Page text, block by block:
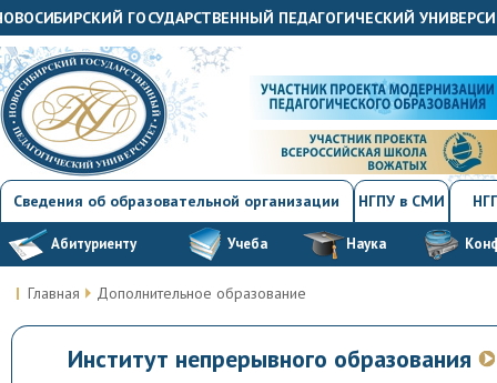
ГОСУДАРСТВЕННЫЙ ПЕДАГОГИЧЕСКИЙ
Сведения об образовательной организации НГПУ в СМИ
Абитуриенту Учеба Наука
Главная Дополнительное образование
Институт непрерывного образования